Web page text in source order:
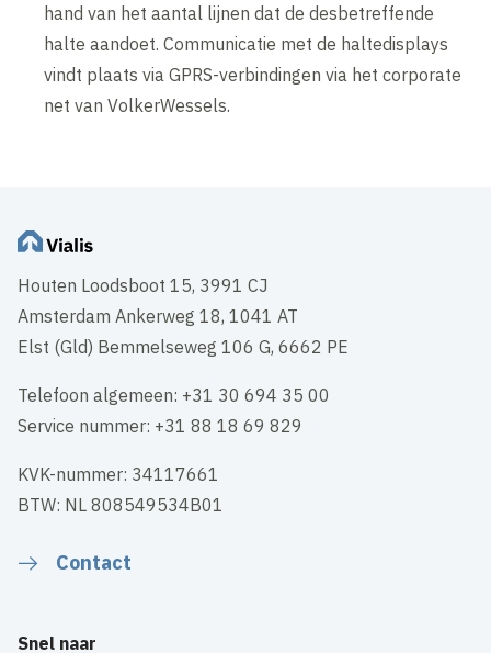
hand van het aantal lijnen dat de desbetreffende
halte aandoet. Communicatie met de haltedisplays
vindt plaats via GPRS-verbindingen via het corporate
net van VolkerWessels.
Houten Loodsboot 15, 3991 CJ
Amsterdam Ankerweg 18, 1041 AT
Elst (Gld) Bemmelseweg 106 G, 6662 PE
Telefoon algemeen: +31 30 694 35 00
Service nummer: +31 88 18 69 829
KVK-nummer: 34117661
BTW: NL 808549534B01
Contact
Snel naar